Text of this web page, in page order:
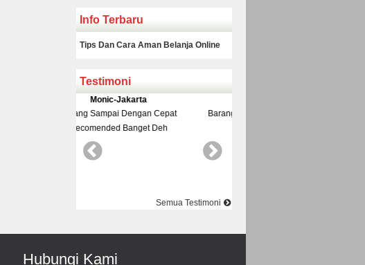
Info Terbaru
Tips Dan Cara Aman Belanja Online
Testimoni
Yudi-Bekasi
Barang Dan Harga Sesuai Kualitasnya
Top Nya Pake Banget
Semua Testimoni
Hubungi Kami